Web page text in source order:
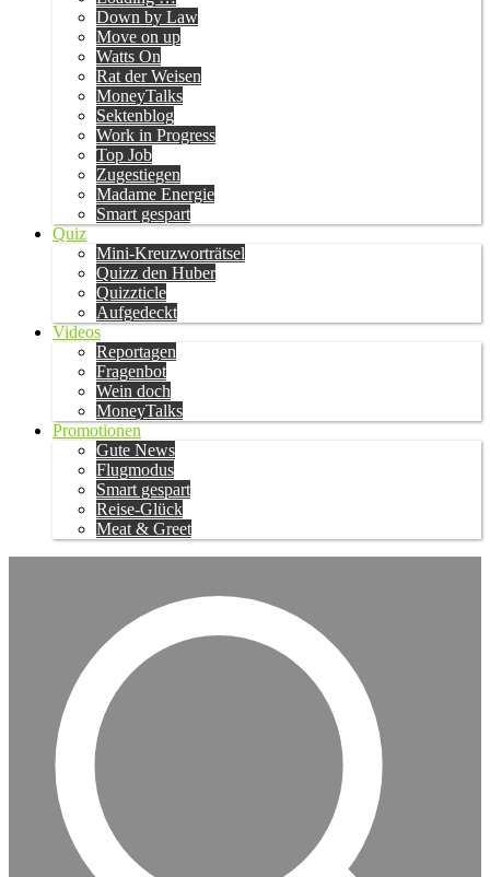
Down by Law
Move on up
Watts On
Rat der Weisen
MoneyTalks
Sektenblog
Work in Progress
Top Job
Zugestiegen
Madame Energie
Smart gespart
Quiz
Mini-Kreuzworträtsel
Quizz den Huber
Quizzticle
Aufgedeckt
Videos
Reportagen
Fragenbot
Wein doch
MoneyTalks
Promotionen
Gute News
Flugmodus
Smart gespart
Reise-Glück
Meat & Greet